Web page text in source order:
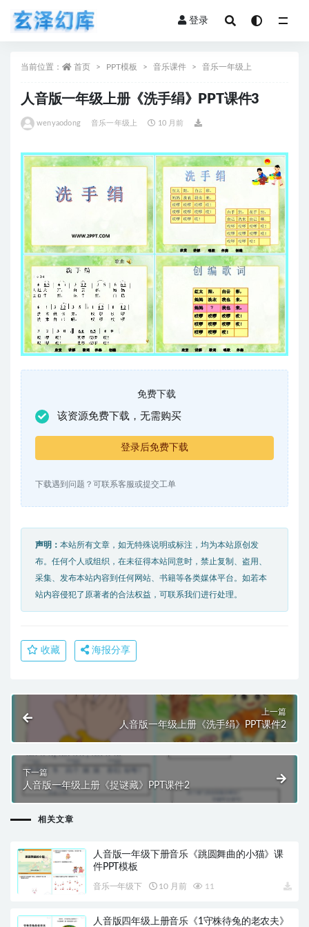
登录
当前位置： 首页 PPT模板 音乐课件 音乐一年级上
人音版一年级上册《洗手绢》PPT课件3
wenyaodong 音乐一年级上 10 月前
免费下载
该资源免费下载，无需购买
登录后免费下载
下载遇到问题？可联系客服或提交工单
声明： 本站所有文章，如无特殊说明或标注，均为本站原创发
布。任何个人或组织，在未征得本站同意时，禁止复制、盗用、
采集、发布本站内容到任何网站、书籍等各类媒体平台。如若本
站内容侵犯了原著者的合法权益，可联系我们进行处理。
收藏 海报分享
上一篇
人音版一年级上册《洗手绢》PPT课件2
下一篇
人音版一年级上册《捉谜藏》PPT课件2
相关文章
人音版一年级下册音乐《跳圆舞曲的小猫》课
件PPT模板
音乐一年级下 10 月前 11
人音版四年级上册音乐《1守株待兔的老农夫》